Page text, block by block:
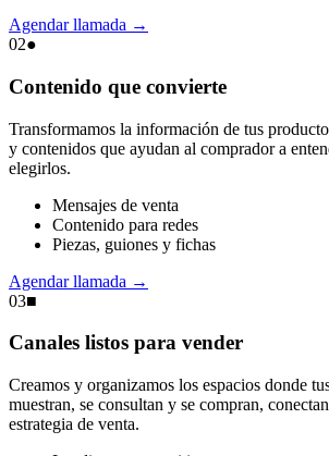
Agendar llamada →
02●
Contenido que convierte
Transformamos la información de tus
y contenidos que ayudan al comprador a
elegirlos.
Mensajes de venta
Contenido para redes
Piezas, guiones y fichas
Agendar llamada →
03■
Canales listos para vender
Creamos y organizamos los espacios donde
muestran, se consultan y se compran,
estrategia de venta.